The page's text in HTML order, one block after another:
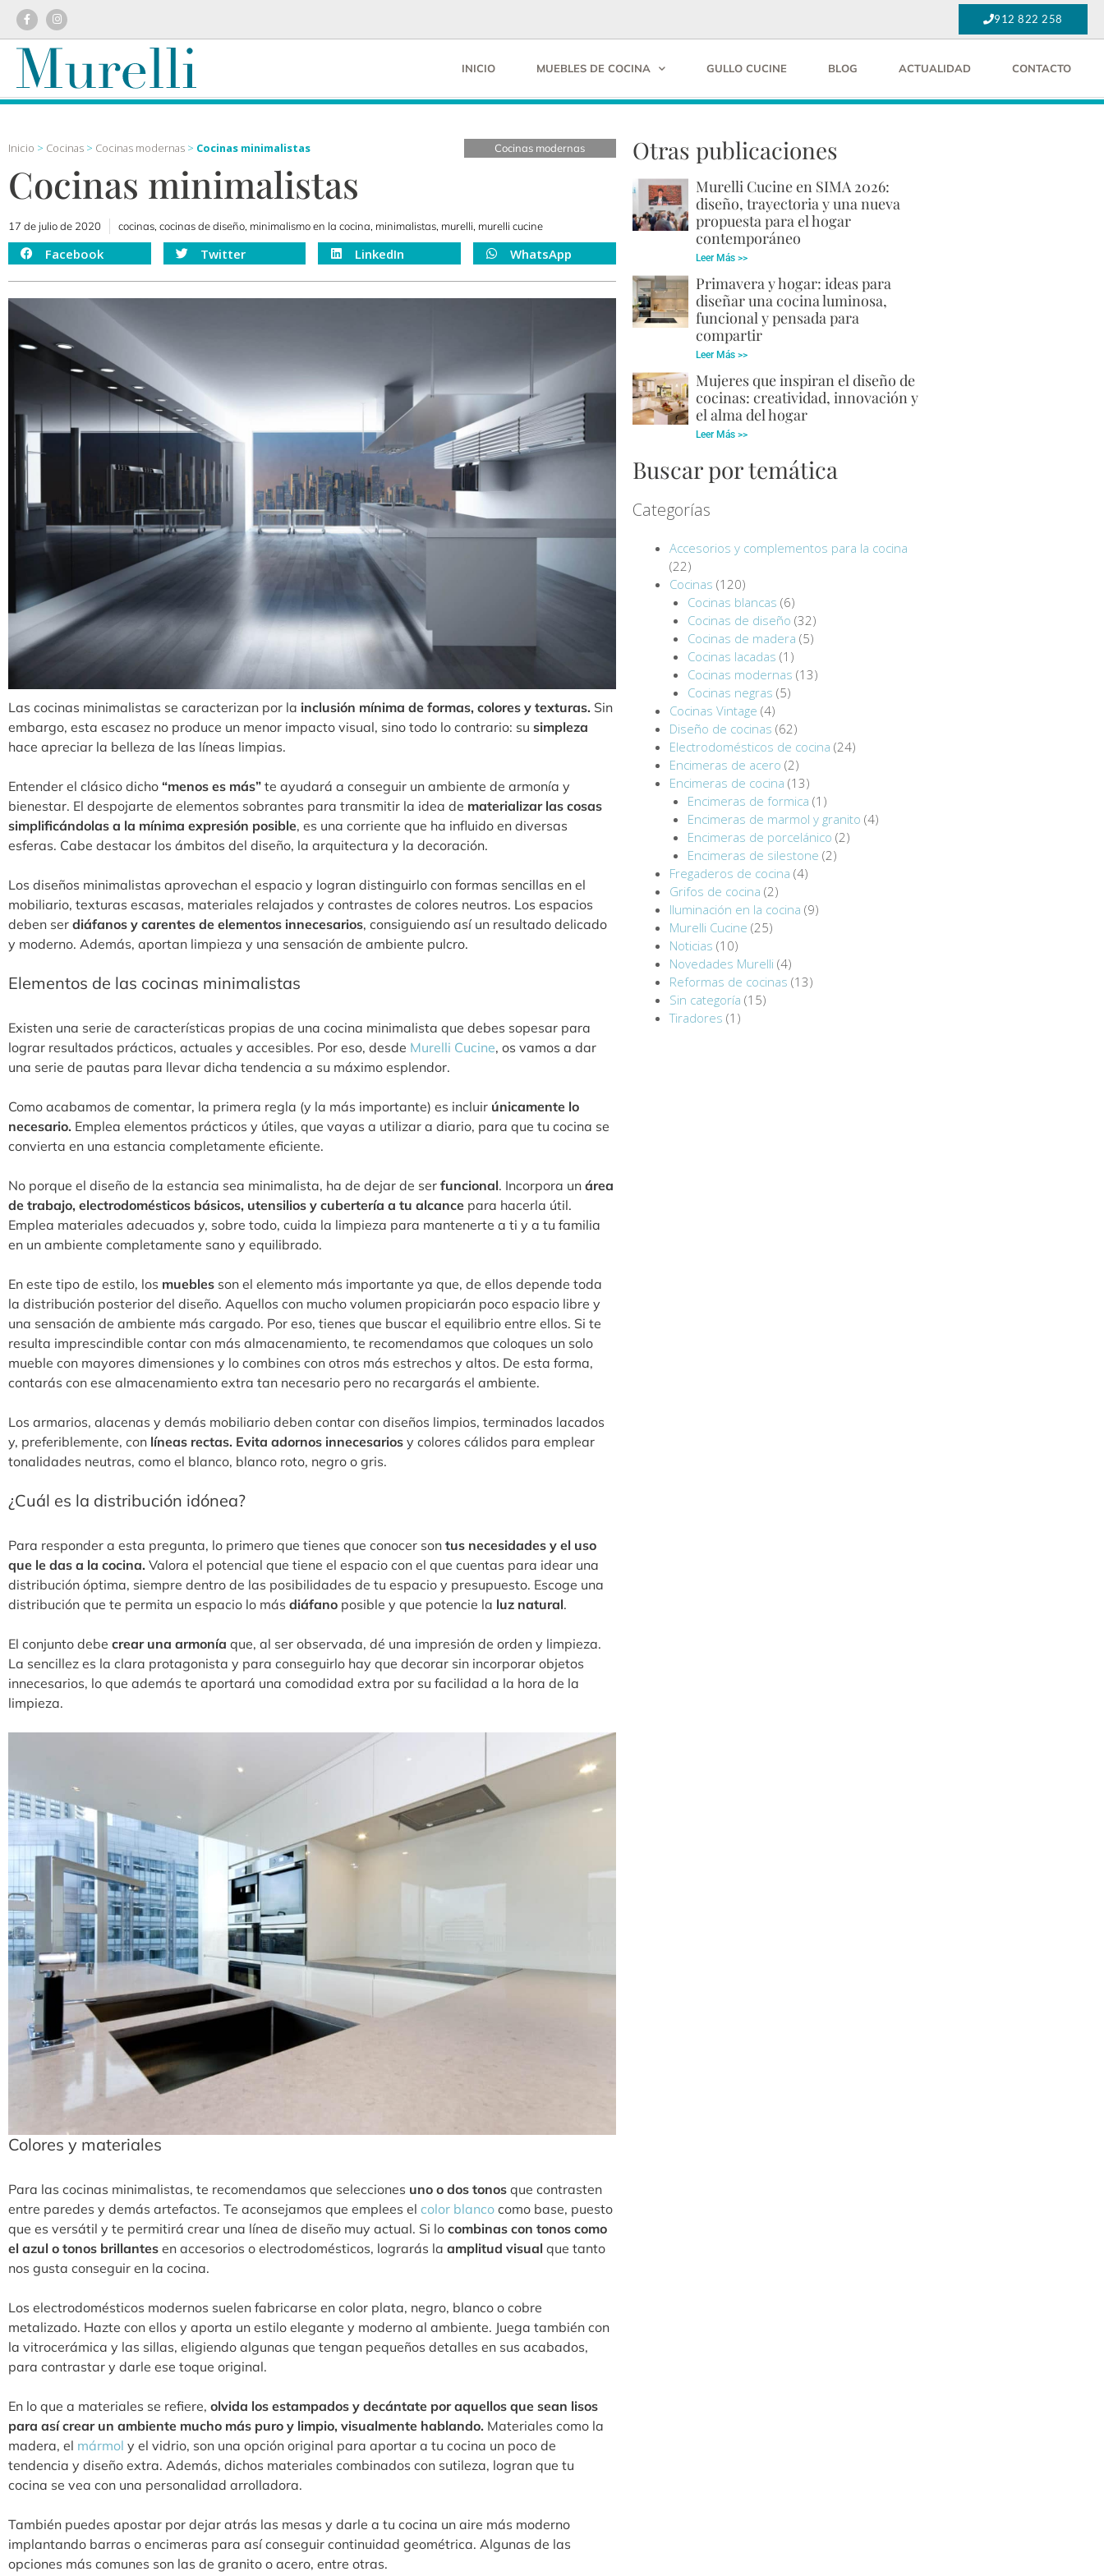
912 822 258
INICIO MUEBLES DE COCINA GULLO CUCINE BLOG ACTUALIDAD CONTACTO
Inicio > Cocinas > Cocinas modernas > Cocinas minimalistas Cocinas modernas
Cocinas minimalistas
17 de julio de 2020 cocinas, cocinas de diseño, minimalismo en la cocina, minimalistas, murelli, murelli cucine
Facebook Twitter LinkedIn WhatsApp
Las cocinas minimalistas se caracterizan por la inclusión mínima de formas, colores y texturas. Sin
embargo, esta escasez no produce un menor impacto visual, sino todo lo contrario: su simpleza
hace apreciar la belleza de las líneas limpias.
Entender el clásico dicho “menos es más” te ayudará a conseguir un ambiente de armonía y
bienestar. El despojarte de elementos sobrantes para transmitir la idea de materializar las cosas
simplificándolas a la mínima expresión posible, es una corriente que ha influido en diversas
esferas. Cabe destacar los ámbitos del diseño, la arquitectura y la decoración.
Los diseños minimalistas aprovechan el espacio y logran distinguirlo con formas sencillas en el
mobiliario, texturas escasas, materiales relajados y contrastes de colores neutros. Los espacios
deben ser diáfanos y carentes de elementos innecesarios, consiguiendo así un resultado delicado
y moderno. Además, aportan limpieza y una sensación de ambiente pulcro.
Elementos de las cocinas minimalistas
Existen una serie de características propias de una cocina minimalista que debes sopesar para
lograr resultados prácticos, actuales y accesibles. Por eso, desde Murelli Cucine, os vamos a dar
una serie de pautas para llevar dicha tendencia a su máximo esplendor.
Como acabamos de comentar, la primera regla (y la más importante) es incluir únicamente lo
necesario. Emplea elementos prácticos y útiles, que vayas a utilizar a diario, para que tu cocina se
convierta en una estancia completamente eficiente.
No porque el diseño de la estancia sea minimalista, ha de dejar de ser funcional. Incorpora un área
de trabajo, electrodomésticos básicos, utensilios y cubertería a tu alcance para hacerla útil.
Emplea materiales adecuados y, sobre todo, cuida la limpieza para mantenerte a ti y a tu familia
en un ambiente completamente sano y equilibrado.
En este tipo de estilo, los muebles son el elemento más importante ya que, de ellos depende toda
la distribución posterior del diseño. Aquellos con mucho volumen propiciarán poco espacio libre y
una sensación de ambiente más cargado. Por eso, tienes que buscar el equilibrio entre ellos. Si te
resulta imprescindible contar con más almacenamiento, te recomendamos que coloques un solo
mueble con mayores dimensiones y lo combines con otros más estrechos y altos. De esta forma,
contarás con ese almacenamiento extra tan necesario pero no recargarás el ambiente.
Los armarios, alacenas y demás mobiliario deben contar con diseños limpios, terminados lacados
y, preferiblemente, con líneas rectas. Evita adornos innecesarios y colores cálidos para emplear
tonalidades neutras, como el blanco, blanco roto, negro o gris.
¿Cuál es la distribución idónea?
Para responder a esta pregunta, lo primero que tienes que conocer son tus necesidades y el uso
que le das a la cocina. Valora el potencial que tiene el espacio con el que cuentas para idear una
distribución óptima, siempre dentro de las posibilidades de tu espacio y presupuesto. Escoge una
distribución que te permita un espacio lo más diáfano posible y que potencie la luz natural.
El conjunto debe crear una armonía que, al ser observada, dé una impresión de orden y limpieza.
La sencillez es la clara protagonista y para conseguirlo hay que decorar sin incorporar objetos
innecesarios, lo que además te aportará una comodidad extra por su facilidad a la hora de la
limpieza.
Colores y materiales
Para las cocinas minimalistas, te recomendamos que selecciones uno o dos tonos que contrasten
entre paredes y demás artefactos. Te aconsejamos que emplees el color blanco como base, puesto
que es versátil y te permitirá crear una línea de diseño muy actual. Si lo combinas con tonos como
el azul o tonos brillantes en accesorios o electrodomésticos, lograrás la amplitud visual que tanto
nos gusta conseguir en la cocina.
Los electrodomésticos modernos suelen fabricarse en color plata, negro, blanco o cobre
metalizado. Hazte con ellos y aporta un estilo elegante y moderno al ambiente. Juega también con
la vitrocerámica y las sillas, eligiendo algunas que tengan pequeños detalles en sus acabados,
para contrastar y darle ese toque original.
En lo que a materiales se refiere, olvida los estampados y decántate por aquellos que sean lisos
para así crear un ambiente mucho más puro y limpio, visualmente hablando. Materiales como la
madera, el mármol y el vidrio, son una opción original para aportar a tu cocina un poco de
tendencia y diseño extra. Además, dichos materiales combinados con sutileza, logran que tu
cocina se vea con una personalidad arrolladora.
También puedes apostar por dejar atrás las mesas y darle a tu cocina un aire más moderno
implantando barras o encimeras para así conseguir continuidad geométrica. Algunas de las
opciones más comunes son las de granito o acero, entre otras.
Otras publicaciones
Murelli Cucine en SIMA 2026:
diseño, trayectoria y una nueva
propuesta para el hogar
contemporáneo
Leer Más >>
Primavera y hogar: ideas para
diseñar una cocina luminosa,
funcional y pensada para
compartir
Leer Más >>
Mujeres que inspiran el diseño de
cocinas: creatividad, innovación y
el alma del hogar
Leer Más >>
Buscar por temática
Categorías
Accesorios y complementos para la cocina
(22)
Cocinas (120)
Cocinas blancas (6)
Cocinas de diseño (32)
Cocinas de madera (5)
Cocinas lacadas (1)
Cocinas modernas (13)
Cocinas negras (5)
Cocinas Vintage (4)
Diseño de cocinas (62)
Electrodomésticos de cocina (24)
Encimeras de acero (2)
Encimeras de cocina (13)
Encimeras de formica (1)
Encimeras de marmol y granito (4)
Encimeras de porcelánico (2)
Encimeras de silestone (2)
Fregaderos de cocina (4)
Grifos de cocina (2)
Iluminación en la cocina (9)
Murelli Cucine (25)
Noticias (10)
Novedades Murelli (4)
Reformas de cocinas (13)
Sin categoría (15)
Tiradores (1)